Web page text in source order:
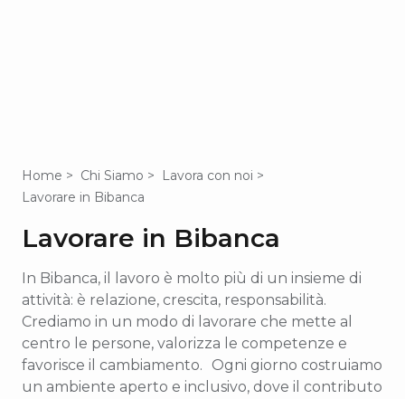
Home Chi Siamo
Lavora con noi
Lavorare in Bibanca
Lavorare in Bibanca
In Bibanca, il lavoro è molto più di un insieme di
attività: è relazione, crescita, responsabilità.
Crediamo in un modo di lavorare che mette al
centro le persone, valorizza le competenze e
favorisce il cambiamento. Ogni giorno costruiamo
un ambiente aperto e inclusivo, dove il contributo